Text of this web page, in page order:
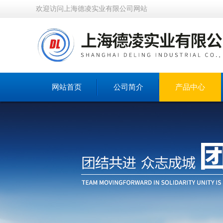
欢迎访问上海德凌实业有限公司网站
网站首页 公司简介 产品中心